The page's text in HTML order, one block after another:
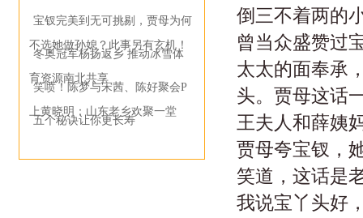
宝钗完美到无可挑剔，贾母为何
不选她做孙媳？此事另有玄机！
冬奥冠军杨扬返乡 推动冰雪体
育资源南北共享
笑喷！陈梦与宋茜、陈好聚会P
上黄晓明：山东老乡欢聚一堂
五个秘诀让你更长寿
倒三不着两的
曾当众盛赞过
太太的面奉承
头。贾母这话
王夫人和薛姨
贾母夸宝钗，
笑道，这话是
我说宝丫头好